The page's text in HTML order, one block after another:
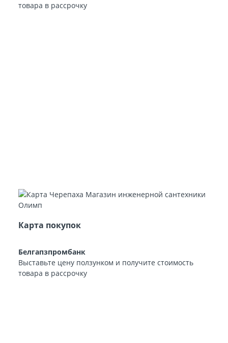
товара в рассрочку
Карта покупок
Белгапзпромбанк
Выставьте цену ползунком и получите стоимость
товара в рассрочку